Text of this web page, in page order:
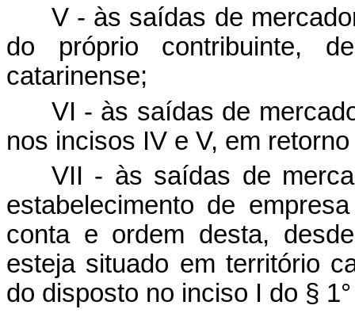
V - às saídas de
do próprio contribuinte,
catarinense;
VI - às saídas de
nos incisos IV e V, em
VII - às saídas de
estabelecimento de
conta e ordem desta,
esteja situado em território
do disposto no inciso I do §